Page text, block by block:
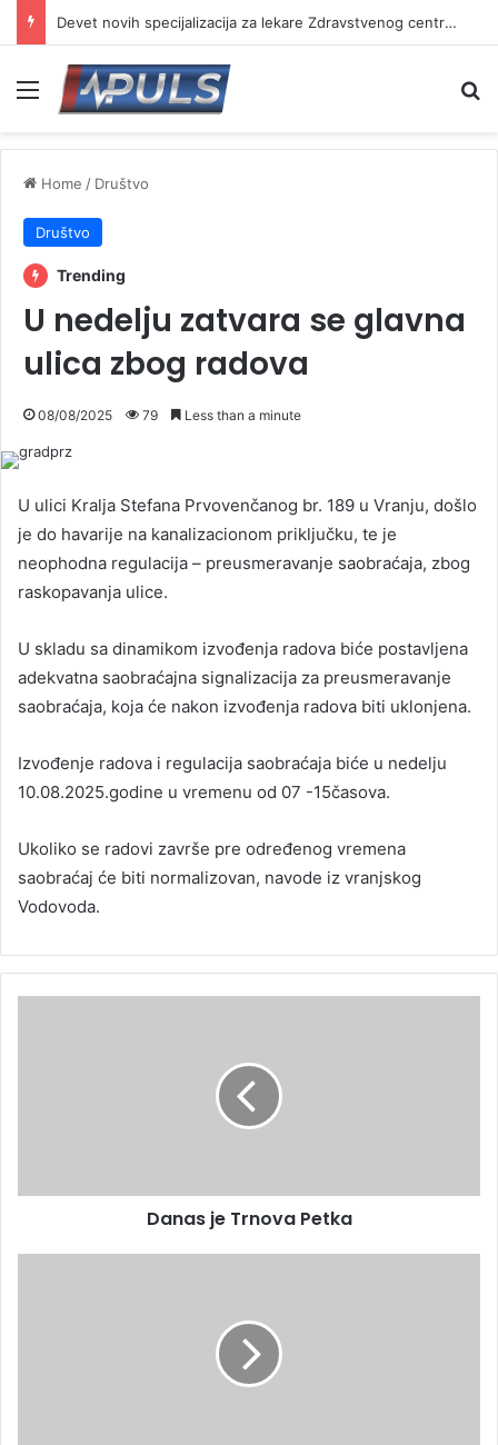
Devet novih specijalizacija za lekare Zdravstvenog centra Vranje
Menu
Home / Društvo
Društvo
Trending
U nedelju zatvara se glavna
ulica zbog radova
08/08/2025 79 Less than a minute
U ulici Kralja Stefana Prvovenčanog br. 189 u Vranju, došlo
je do havarije na kanalizacionom priključku, te je
neophodna regulacija – preusmeravanje saobraćaja, zbog
raskopavanja ulice.
U skladu sa dinamikom izvođenja radova biće postavljena
adekvatna saobraćajna signalizacija za preusmeravanje
saobraćaja, koja će nakon izvođenja radova biti uklonjena.
Izvođenje radova i regulacija saobraćaja biće u nedelju
10.08.2025.godine u vremenu od 07 -15časova.
Ukoliko se radovi završe pre određenog vremena
saobraćaj će biti normalizovan, navode iz vranjskog
Vodovoda.
Danas je Trnova Petka